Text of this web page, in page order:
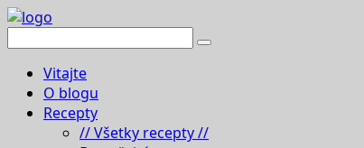
Vitajte
O blogu
Recepty
// Všetky recepty //